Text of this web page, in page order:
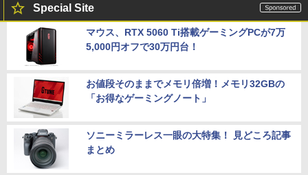
Special Site
マウス、RTX 5060 Ti搭載ゲーミングPCが7万
5,000円オフで30万円台！
お値段そのままでメモリ倍増！メモリ32GBの
「お得なゲーミングノート」
ソニーミラーレス一眼の大特集！ 見どころ記事
まとめ